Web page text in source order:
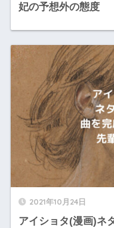
妃の予想外の態度
2021年10月24日
アイショタ(漫画)ネ